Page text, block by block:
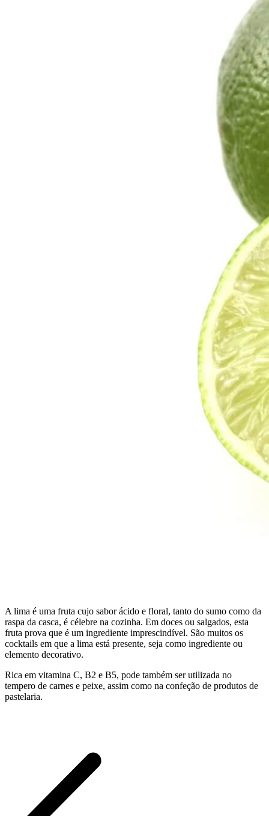
A lima é uma fruta cujo sabor ácido e floral, tanto do sumo como da
raspa da casca, é célebre na cozinha. Em doces ou salgados, esta
fruta prova que é um ingrediente imprescindível. São muitos os
cocktails em que a lima está presente, seja como ingrediente ou
elemento decorativo.
Rica em vitamina C, B2 e B5, pode também ser utilizada no
tempero de carnes e peixe, assim como na confeção de produtos de
pastelaria.